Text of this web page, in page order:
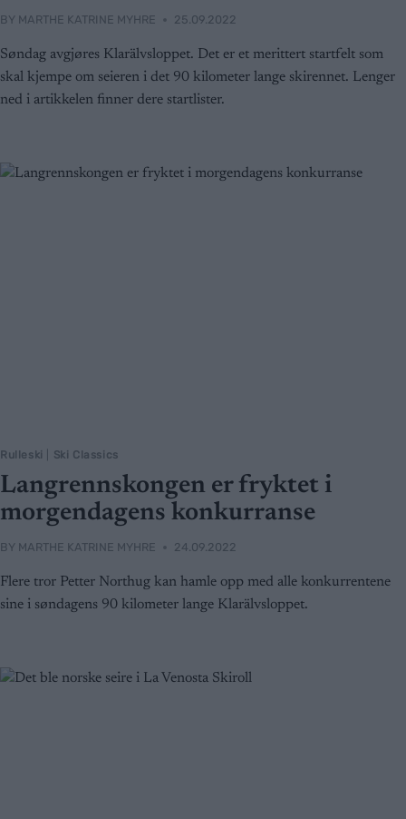
BY MARTHE KATRINE MYHRE 25.09.2022
Søndag avgjøres Klarälvsloppet. Det er et merittert startfelt som
skal kjempe om seieren i det 90 kilometer lange skirennet. Lenger
ned i artikkelen finner dere startlister.
Rulleski Ski Classics
Langrennskongen er fryktet i
morgendagens konkurranse
BY MARTHE KATRINE MYHRE 24.09.2022
Flere tror Petter Northug kan hamle opp med alle konkurrentene
sine i søndagens 90 kilometer lange Klarälvsloppet.